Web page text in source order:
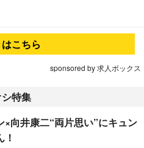
こちら
sponsored by 求人ボックス
特集
×向井康二“両片思い”にキュン